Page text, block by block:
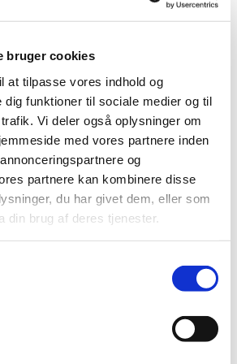
bruger cookies
at tilpasse vores indhold og
dig funktioner til sociale medier og til
Vi deler også oplysninger om
med vores partnere inden
og
partnere kan kombinere disse
du har givet dem, eller som
din brug af deres tjenester.
Steel – From Casting
i Italien og kendetegnet ved at
ventil i et kompakt design, udført i
holder til temperaturer helt op til 260
til 40 bar. For specifik anvendelse – se
design, udført i syrefast rustfrit
til temperaturer helt op til 260 grader,